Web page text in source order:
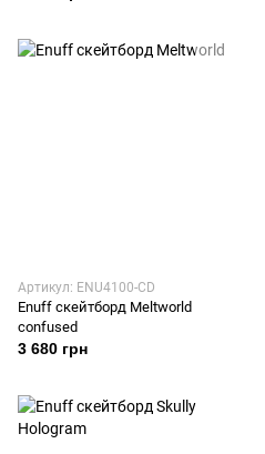
Артикул: ENU4100-CD
Enuff скейтборд Meltworld
confused
3 680 грн